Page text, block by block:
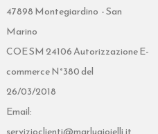
47898 Montegiardino - San
Marino
COE SM 24106 Autorizzazione E-
commerce N°380 del
26/03/2018
Email: